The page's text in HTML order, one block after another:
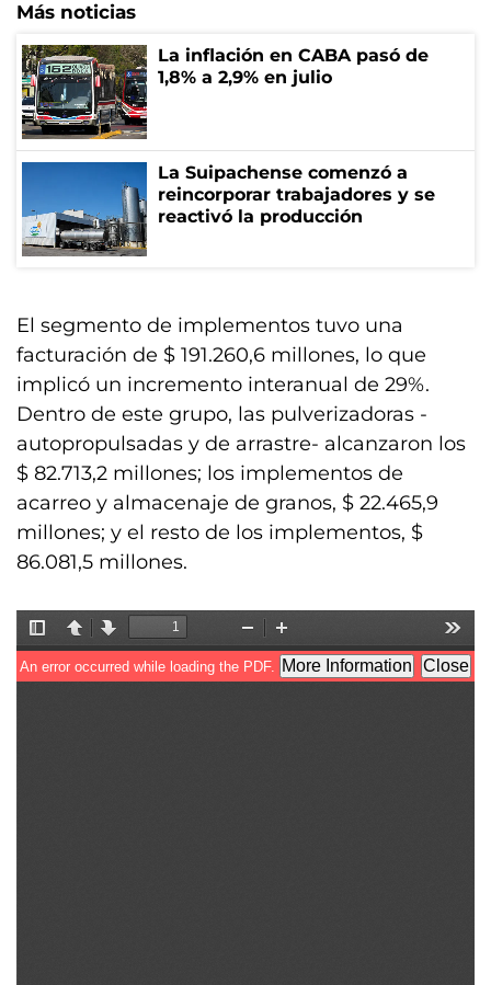
Más noticias
La inflación en CABA pasó de
1,8% a 2,9% en julio
La Suipachense comenzó a
reincorporar trabajadores y se
reactivó la producción
El segmento de implementos tuvo una
facturación de $ 191.260,6 millones, lo que
implicó un incremento interanual de 29%.
Dentro de este grupo, las pulverizadoras -
autopropulsadas y de arrastre- alcanzaron los
$ 82.713,2 millones; los implementos de
acarreo y almacenaje de granos, $ 22.465,9
millones; y el resto de los implementos, $
86.081,5 millones.